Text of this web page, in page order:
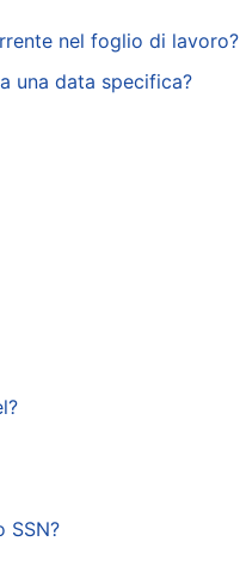
nel foglio di lavoro?
una data specifica?
SSN?